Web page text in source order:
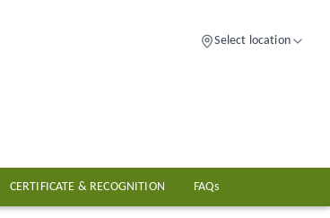
Select location
CERTIFICATE & RECOGNITION FAQs